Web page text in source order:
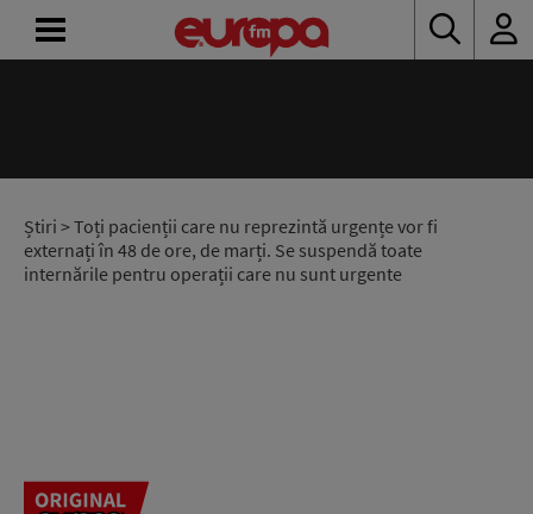
Știri > Toți pacienții care nu reprezintă urgențe vor fi
externați în 48 de ore, de marți. Se suspendă toate
internările pentru operații care nu sunt urgente
RADIO
CONCURSURI